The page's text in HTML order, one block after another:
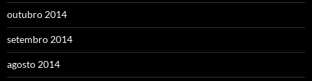
outubro 2014
setembro 2014
agosto 2014